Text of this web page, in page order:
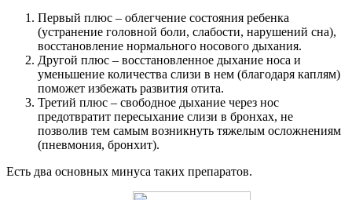
Первый плюс – облегчение состояния ребенка
(устранение головной боли, слабости, нарушений сна),
восстановление нормального носового дыхания.
Другой плюс – восстановленное дыхание носа и
уменьшение количества слизи в нем (благодаря каплям)
поможет избежать развития отита.
Третий плюс – свободное дыхание через нос
предотвратит пересыхание слизи в бронхах, не
позволив тем самым возникнуть тяжелым осложнениям
(пневмония, бронхит).
Есть два основных минуса таких препаратов.